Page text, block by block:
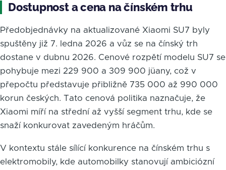
Dostupnost a cena na čínském trhu
Předobjednávky na aktualizované Xiaomi SU7 byly
spuštěny již 7. ledna 2026 a vůz se na čínský trh
dostane v dubnu 2026. Cenové rozpětí modelu SU7 se
pohybuje mezi 229 900 a 309 900 jüany, což v
přepočtu představuje přibližně 735 000 až 990 000
korun českých. Tato cenová politika naznačuje, že
Xiaomi míří na střední až vyšší segment trhu, kde se
snaží konkurovat zavedeným hráčům.
V kontextu stále sílící konkurence na čínském trhu s
elektromobily, kde automobilky stanovují ambiciózní